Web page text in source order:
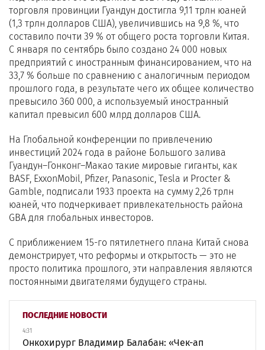
ПОСЛЕДНИЕ НОВОСТИ
4:31
Онкохирург Владимир Балабан: «Чек-ап
торговля провинции Гуандун достигла 9,11 трлн юаней
(1,3 трлн долларов США), увеличившись на 9,8 %, что
составило почти 39 % от общего роста торговли Китая.
С января по сентябрь было создано 24 000 новых
предприятий с иностранным финансированием, что на
33,7 % больше по сравнению с аналогичным периодом
прошлого года, в результате чего их общее количество
превысило 360 000, а используемый иностранный
капитал превысил 600 млрд долларов США.
На Глобальной конференции по привлечению
инвестиций 2024 года в районе Большого залива
Гуандун–Гонконг–Макао такие мировые гиганты, как
BASF, ExxonMobil, Pfizer, Panasonic, Tesla и Procter &
Gamble, подписали 1933 проекта на сумму 2,26 трлн
юаней, что подчеркивает привлекательность района
GBA для глобальных инвесторов.
С приближением 15-го пятилетнего плана Китай снова
демонстрирует, что реформы и открытость — это не
просто политика прошлого, эти направления являются
постоянными двигателями будущего страны.